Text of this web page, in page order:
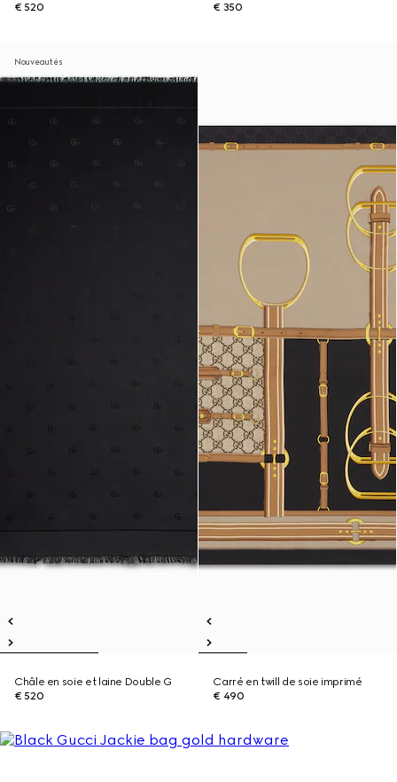
€ 520
€ 350
Nouveautés
Châle en soie et laine Double G
€ 520
Carré en twill de soie imprimé
€ 490